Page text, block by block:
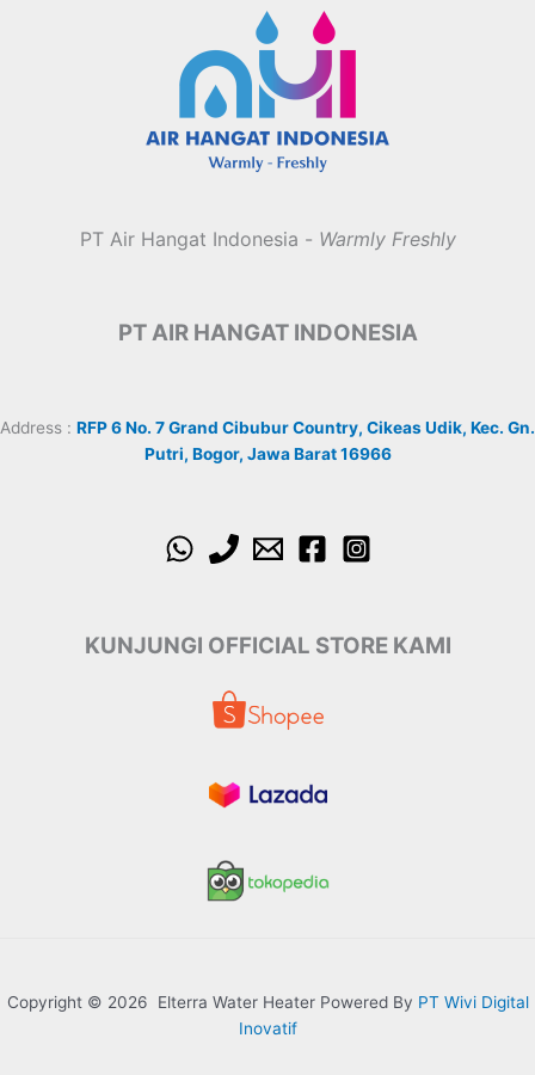
PT Air Hangat Indonesia - Warmly Freshly
PT AIR HANGAT INDONESIA
Address : RFP 6 No. 7 Grand Cibubur Country, Cikeas Udik, Kec. Gn.
Putri, Bogor, Jawa Barat 16966
KUNJUNGI OFFICIAL STORE KAMI
Copyright © 2026 Elterra Water Heater Powered By PT Wivi Digital
Inovatif